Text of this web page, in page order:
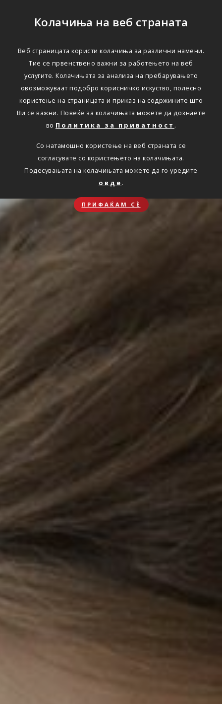
Колачиња на веб страната
Веб страницата користи колачиња за различни намени.
Тие се првенствено важни за работењето на веб
услугите. Колачињата за анализа на пребарувањето
овозможуваат подобро корисничко искуство, полесно
користење на страницата и приказ на содржините што
Ви се важни. Повеќе за колачињата можете да дознаете
во Политика за приватност .
Со натамошно користење на веб страната се
согласувате со користењето на колачињата.
Подесувањата на колачињата можете да го уредите
овде .
ПРИФАЌАМ СЀ